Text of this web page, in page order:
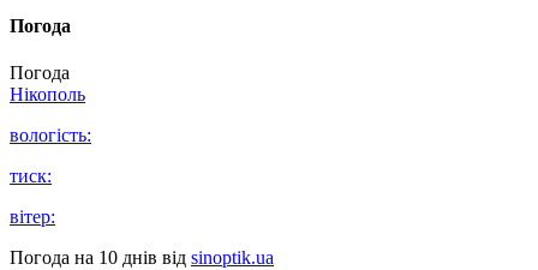
Погода
Погода
Нікополь
вологість:
тиск:
вітер:
Погода на 10 днів від sinoptik.ua